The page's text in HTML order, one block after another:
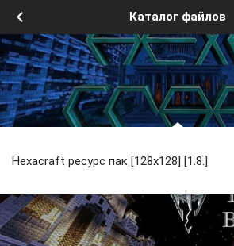
Каталог файлов
Hexacraft ресурс пак [128x128] [1.8.]